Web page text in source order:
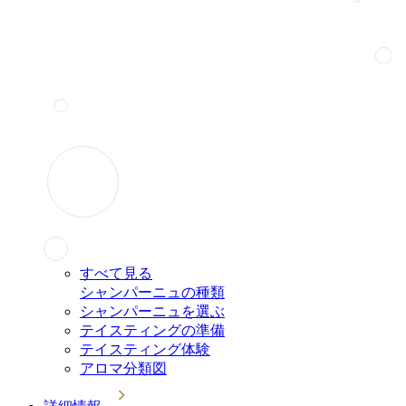
すべて見る
シャンパーニュの種類
シャンパーニュを選ぶ
テイスティングの準備
テイスティング体験
アロマ分類図